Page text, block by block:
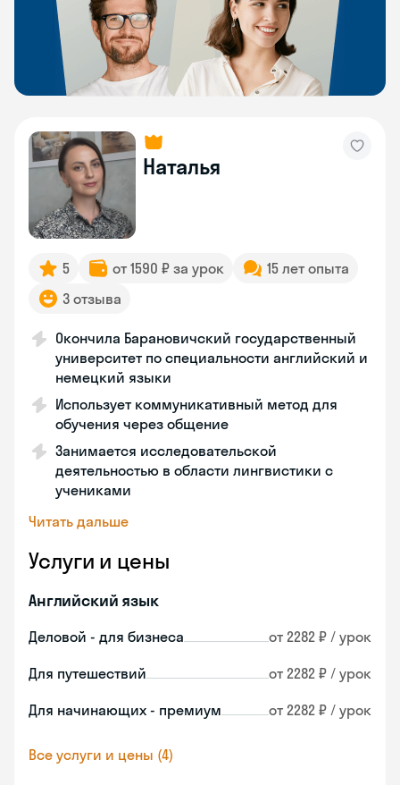
Наталья
5 от 1590 ₽ за урок
15 лет опыта
3 отзыва
Окончила Барановичский государственный
университет по специальности английский и
немецкий языки
Использует коммуникативный метод для
обучения через общение
Занимается исследовательской
деятельностью в области лингвистики с
учениками
Читать дальше
Услуги и цены
Английский язык
Деловой - для бизнеса от 2282 ₽ / урок
Для путешествий от 2282 ₽ / урок
Для начинающих - премиум от 2282 ₽ / урок
Все услуги и цены (4)